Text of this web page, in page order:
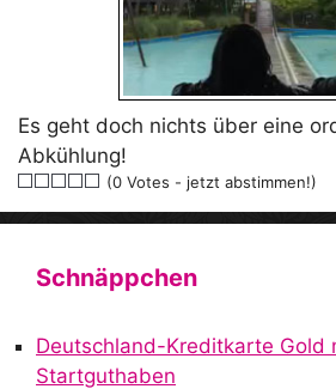
Es geht doch nichts über eine
Abkühlung!
(0 Votes - jetzt abstimmen!)
Schnäppchen
Deutschland-Kreditkarte Gold
Startguthaben